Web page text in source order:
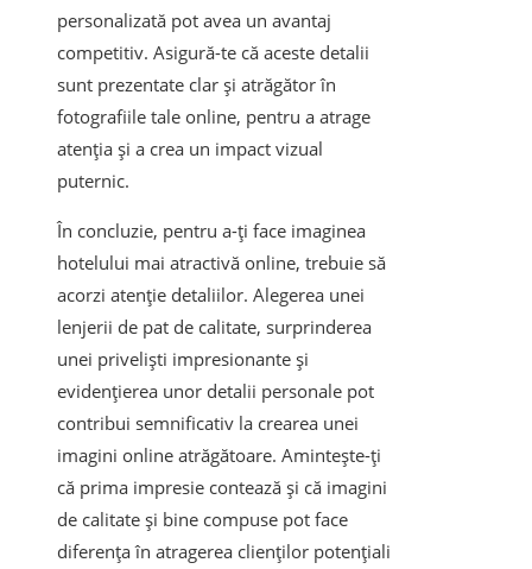
personalizată pot avea un avantaj
competitiv. Asigură-te că aceste detalii
sunt prezentate clar și atrăgător în
fotografiile tale online, pentru a atrage
atenția și a crea un impact vizual
puternic.
În concluzie, pentru a-ți face imaginea
hotelului mai atractivă online, trebuie să
acorzi atenție detaliilor. Alegerea unei
lenjerii de pat de calitate, surprinderea
unei priveliști impresionante și
evidențierea unor detalii personale pot
contribui semnificativ la crearea unei
imagini online atrăgătoare. Amintește-ți
că prima impresie contează și că imagini
de calitate și bine compuse pot face
diferența în atragerea clienților potențiali